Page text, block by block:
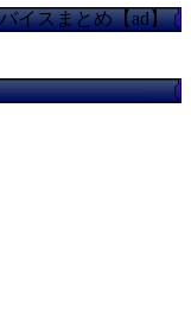
イスまとめ【ad】